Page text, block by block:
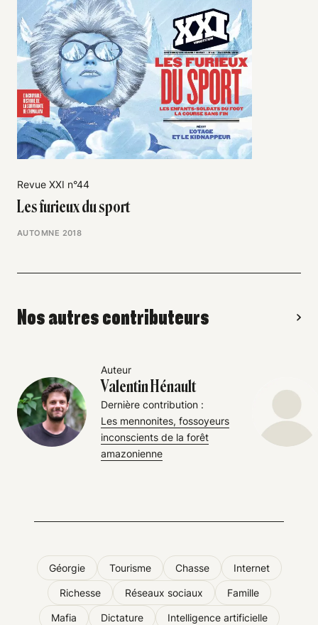
Revue XXI n°44
Les furieux du sport
AUTOMNE 2018
Nos autres contributeurs
Auteur
Valentin Hénault
Dernière contribution :
Les mennonites, fossoyeurs
inconscients de la forêt
amazonienne
Géorgie Tourisme Chasse Internet
Richesse Réseaux sociaux Famille
Mafia Dictature Intelligence artificielle